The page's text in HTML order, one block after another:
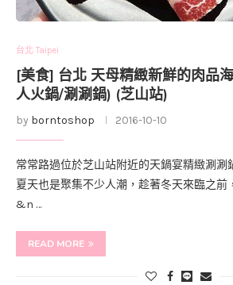
台北 Taipei
[美食] 台北 天母精緻新鮮的肉品
人火鍋/涮涮鍋) (芝山站)
by borntoshop 2016-10-10
常常路過位於芝山站附近的天鍋宴精緻涮涮
夏天也是聚集不少人潮，趁著冬天來臨之前
&n …
READ MORE